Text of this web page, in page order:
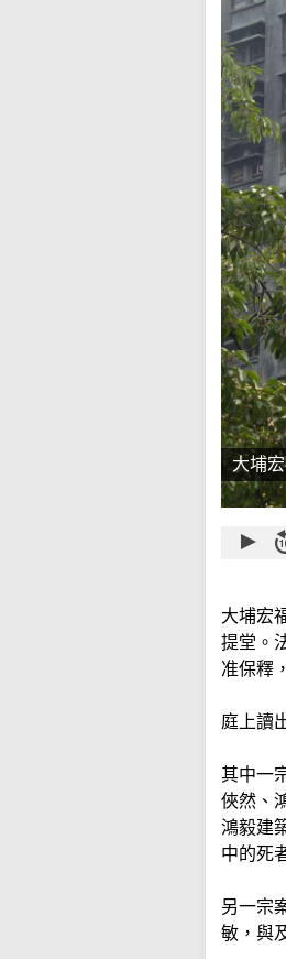
大埔
大埔宏
提堂。
准保釋
庭上讀
其中一
俠然、
鴻毅建
中的死
另一宗
敏，與